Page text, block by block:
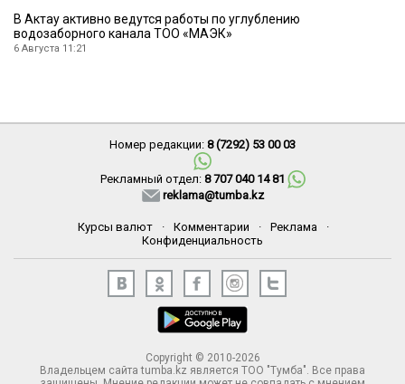
В Актау активно ведутся работы по углублению
водозаборного канала ТОО «МАЭК»
6 Августа 11:21
Номер редакции: 8 (7292) 53 00 03
Рекламный отдел: 8 707 040 14 81
reklama@tumba.kz
Курсы валют · Комментарии · Реклама
·
Конфиденциальность
Copyright © 2010-2026
Владельцем сайта tumba.kz является ТОО "Тумба". Все права